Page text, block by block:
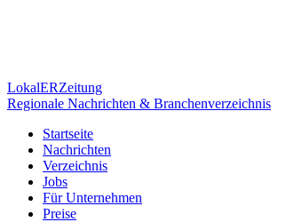
LokalERZeitung
Regionale Nachrichten & Branchenverzeichnis
Startseite
Nachrichten
Verzeichnis
Jobs
Für Unternehmen
Preise